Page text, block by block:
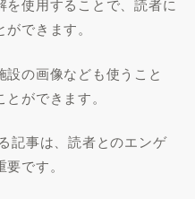
使用することで、読者に
できます。
設の画像なども使うこと
ができます。
記事は、読者とのエンゲ
です。